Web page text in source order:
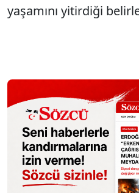
yaşamını yitirdiği